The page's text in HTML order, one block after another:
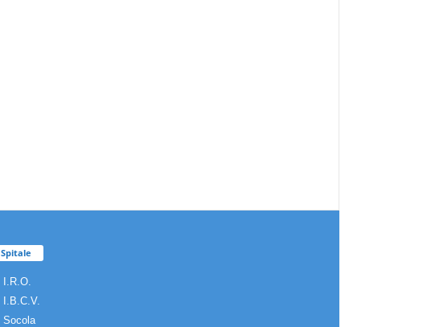
Spitale
I.R.O.
I.B.C.V.
Socola